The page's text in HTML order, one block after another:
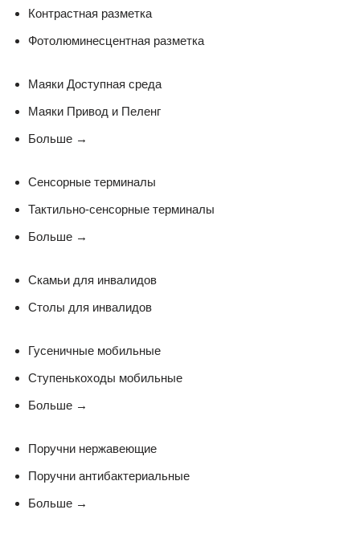
Контрастная разметка
Фотолюминесцентная разметка
Маяки Доступная среда
Маяки Привод и Пеленг
Больше →
Сенсорные терминалы
Тактильно-сенсорные терминалы
Больше →
Скамьи для инвалидов
Столы для инвалидов
Гусеничные мобильные
Ступенькоходы мобильные
Больше →
Поручни нержавеющие
Поручни антибактериальные
Больше →